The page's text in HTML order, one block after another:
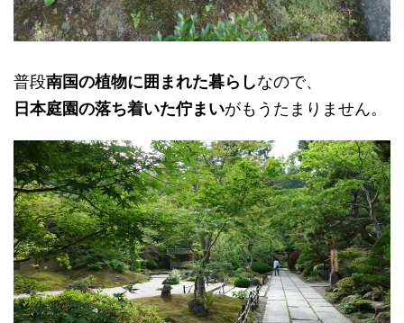
普段南国の植物に囲まれた暮らしなので、
日本庭園の落ち着いた佇まいがもうたまりません。